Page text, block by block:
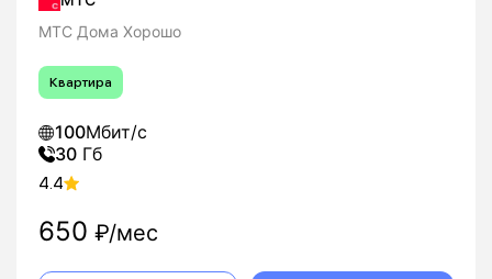
МТС Дома Хорошо
Квартира
100Мбит/с
30 Гб
4.4
650 ₽/мес